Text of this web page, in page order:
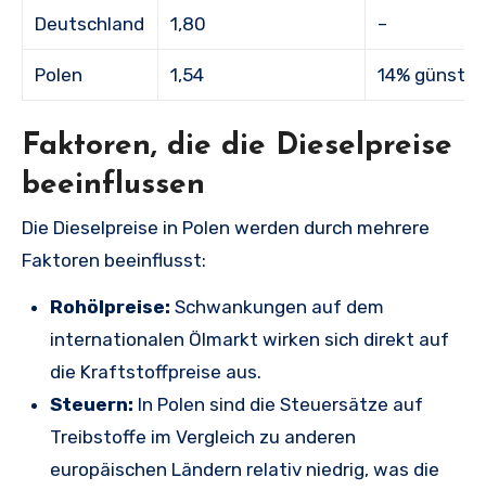
Deutschland 1,80 –
Polen 1,54 14%
Faktoren, die die Dieselpreise
beeinflussen
Die Dieselpreise in Polen werden durch mehrere
Faktoren beeinflusst:
Rohölpreise: Schwankungen auf dem
internationalen Ölmarkt wirken sich direkt auf
die Kraftstoffpreise aus.
Steuern: In Polen sind die Steuersätze auf
Treibstoffe im Vergleich zu anderen
europäischen Ländern relativ niedrig, was die